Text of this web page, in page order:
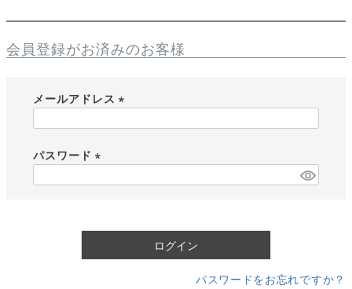
会員登録がお済みのお客様
メールアドレス
)
パスワード
ログイン
パスワードをお忘れですか？